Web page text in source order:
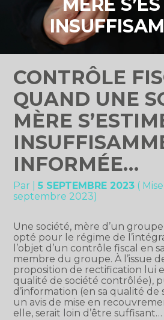
MÈRE
CONTRÔLE
QUAND UNE
MÈRE
INFORMÉE…
Par |5 SEPTEMBRE 2023 (
septembre 2023)
Une société, mère d’un
opté pour le régime de
l’objet d’un contrôle fiscal en
membre du groupe. À l’issue
proposition de rectification lui
qualité de société contrôlée),
d’information (en sa qualité de
un avis de mise en
elle, serait loin d’être suffisant…